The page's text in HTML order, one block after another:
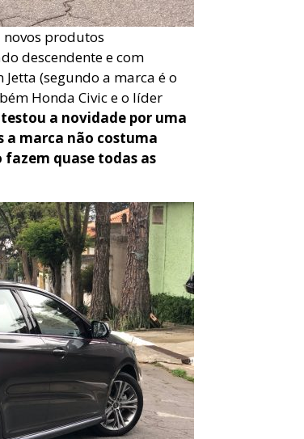
produtos
descendente e com
(segundo a marca é o
Honda Civic e o líder
testou a novidade por uma
a marca não costuma
quase todas as